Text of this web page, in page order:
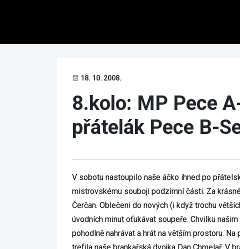
18. 10. 2008.
8.kolo: MP Pece
přátelák Pece B-
V sobotu nastoupilo naše áčko ihned po
mistrovskému souboji podzimní části. Za
Čerčan. Oblečeni do nových (i když trochu
úvodních minut oťukávat soupeře. Chvilku
pohodlně nahrávat a hrát na větším prostoru.